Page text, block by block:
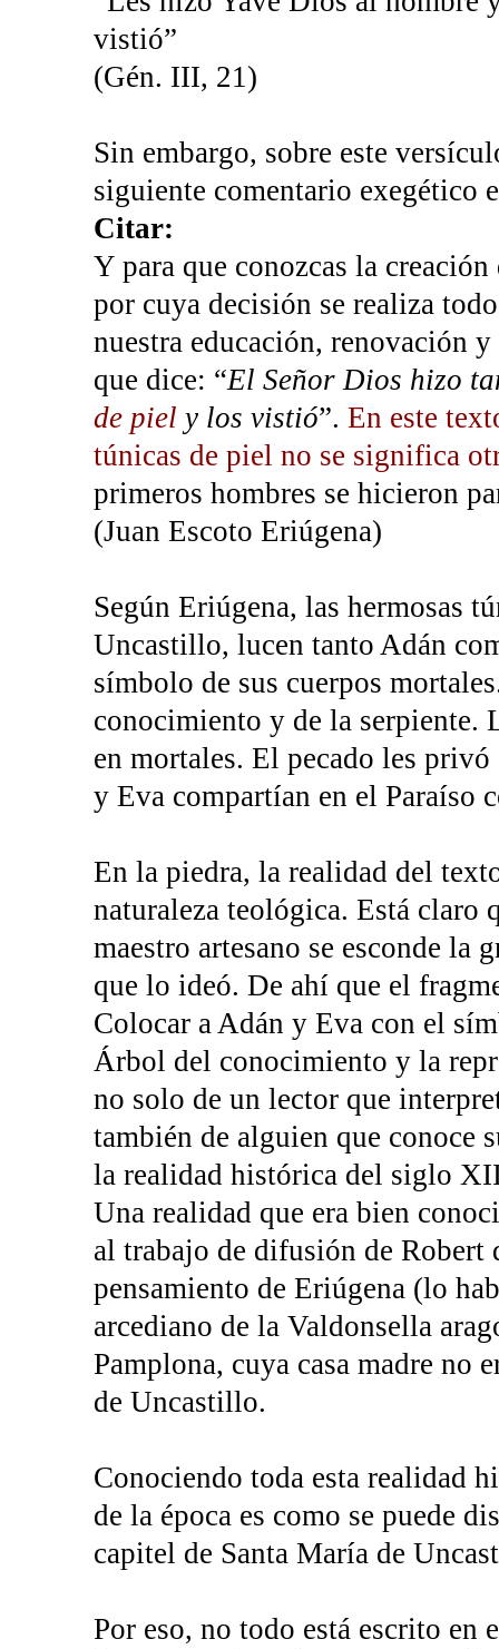
vistió”
(Gén. III, 21)
Sin embargo, sobre este
siguiente comentario exegético
Citar:
Y para que conozcas la
por cuya decisión se realiza
nuestra educación, renovación
que dice: “El Señor Dios hizo
de piel y los vistió”. En este
túnicas de piel no se significa
primeros hombres se hicieron
(Juan Escoto Eriúgena)
Según Eriúgena, las hermosas
Uncastillo, lucen tanto Adán
símbolo de sus cuerpos
conocimiento y de la serpiente.
en mortales. El pecado les
y Eva compartían en el Paraíso
En la piedra, la realidad del
naturaleza teológica. Está claro
maestro artesano se esconde la
que lo ideó. De ahí que el
Colocar a Adán y Eva con el
Árbol del conocimiento y la
no solo de un lector que
también de alguien que conoce
la realidad histórica del siglo
Una realidad que era bien
al trabajo de difusión de Robert
pensamiento de Eriúgena (lo
arcediano de la Valdonsella
Pamplona, cuya casa madre no
de Uncastillo.
Conociendo toda esta realidad
de la época es como se puede
capitel de Santa María de
Por eso, no todo está escrito